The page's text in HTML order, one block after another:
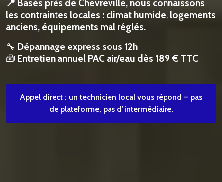
📍 Basés près de Chevreville, nous connaissons
les contraintes locales : climat humide, logements
anciens, équipements mal réglés.
🔧 Dépannage express sous 12h
🧰 Entretien annuel PAC air/eau dès 189 € TTC
Appel direct : un technicien local vous répond – pas
de plateforme, pas d’intermédiaire.